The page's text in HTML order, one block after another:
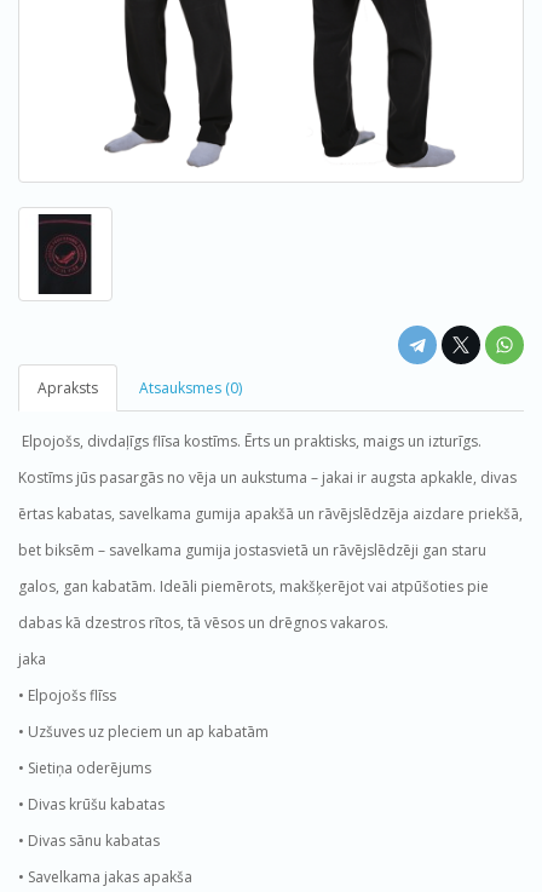
Apraksts Atsauksmes (0)
Elpojošs, divdaļīgs flīsa kostīms. Ērts un praktisks, maigs un izturīgs.
Kostīms jūs pasargās no vēja un aukstuma – jakai ir augsta apkakle, divas
ērtas kabatas, savelkama gumija apakšā un rāvējslēdzēja aizdare priekšā,
bet biksēm – savelkama gumija jostasvietā un rāvējslēdzēji gan staru
galos, gan kabatām. Ideāli piemērots, makšķerējot vai atpūšoties pie
dabas kā dzestros rītos, tā vēsos un drēgnos vakaros.
jaka
• Elpojošs flīss
• Uzšuves uz pleciem un ap kabatām
• Sietiņa oderējums
• Divas krūšu kabatas
• Divas sānu kabatas
• Savelkama jakas apakša